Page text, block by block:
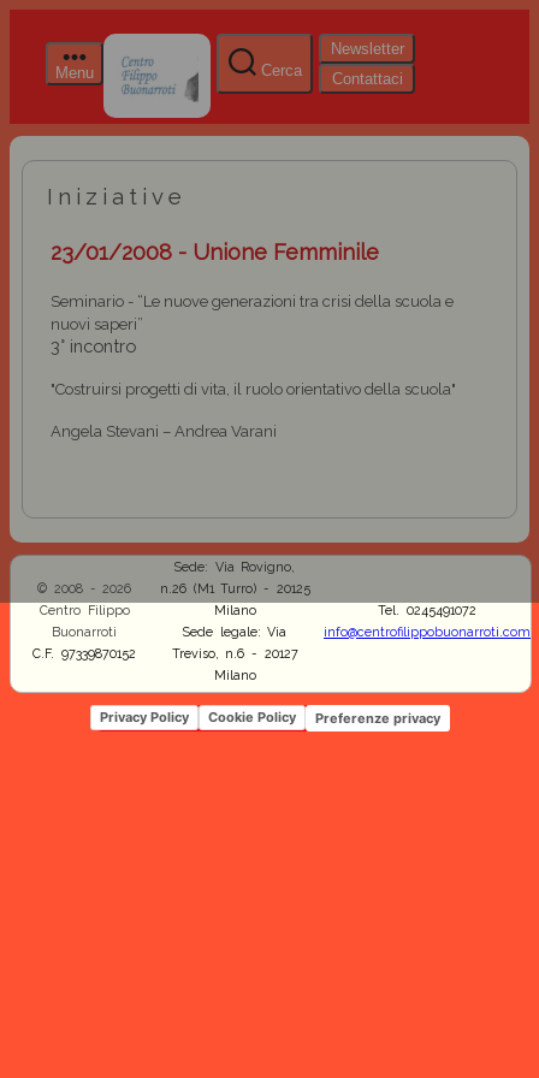
Menu Cerca
Newsletter
Contattaci
Iniziative
23/01/2008 - Unione Femminile
Seminario - “Le nuove generazioni tra crisi della scuola e
nuovi saperi”
3° incontro
"Costruirsi progetti di vita, il ruolo orientativo della scuola"
Angela Stevani – Andrea Varani
© 2008 - 2026
Centro Filippo
Buonarroti
C.F. 97339870152
Sede: Via Rovigno,
n.26 (M1 Turro) - 20125
Milano
Sede legale: Via
Treviso, n.6 - 20127
Milano
Tel. 0245491072
info@centrofilippobuonarroti.com
Privacy Policy Cookie Policy Preferenze privacy